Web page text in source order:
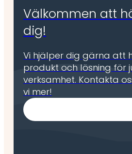
Välkommen att
dig!
Vi hjälper dig gärna att
produkt och lösning för
verksamhet. Kontakta
vi mer!